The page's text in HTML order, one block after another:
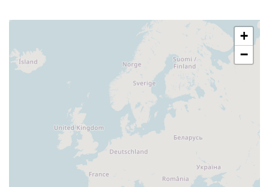
+
−